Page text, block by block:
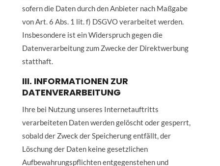
sofern die Daten durch den Anbieter nach Maßgabe
von Art. 6 Abs. 1 lit. f) DSGVO verarbeitet werden.
Insbesondere ist ein Widerspruch gegen die
Datenverarbeitung zum Zwecke der Direktwerbung
statthaft.
III. INFORMATIONEN ZUR
DATENVERARBEITUNG
Ihre bei Nutzung unseres Internetauftritts
verarbeiteten Daten werden gelöscht oder gesperrt,
sobald der Zweck der Speicherung entfällt, der
Löschung der Daten keine gesetzlichen
Aufbewahrungspflichten entgegenstehen und